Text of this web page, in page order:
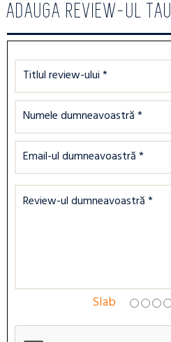
ADAUGA REVIEW-UL TAU
Slab